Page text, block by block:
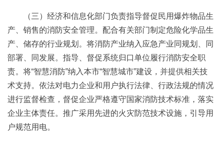
（三）经济和信息化部门负责指导督促民用爆炸物品生
产、销售的消防安全管理。配合有关部门制定危险化学品生
产、储存的行业规划。将消防产业纳入应急产业同规划、同
部署、同发展。指导、督促系统归口单位履行消防安全职
责。将“智慧消防”纳入本市“智慧城市”建设，并提供相关技
术支持。依法对电力企业和用户执行法律、行政法规的情况
进行监督检查，督促企业严格遵守国家消防技术标准，落实
企业主体责任。推广采用先进的火灾防范技术设施，引导用
户规范用电。